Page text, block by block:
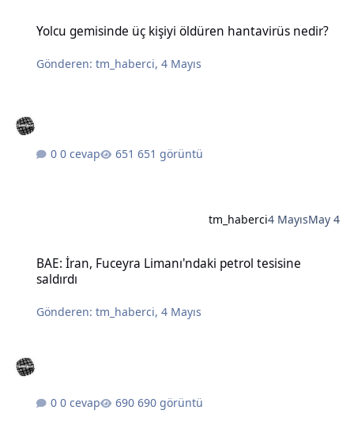
Yolcu gemisinde üç kişiyi öldüren hantavirüs nedir?
Gönderen:tm_haberci,4 Mayıs
0 cevap 651 görüntü
tm_haberci4 MayısMay 4
BAE: İran, Fuceyra Limanı'ndaki petrol tesisine
saldırdı
Gönderen:tm_haberci,4 Mayıs
0 cevap 690 görüntü